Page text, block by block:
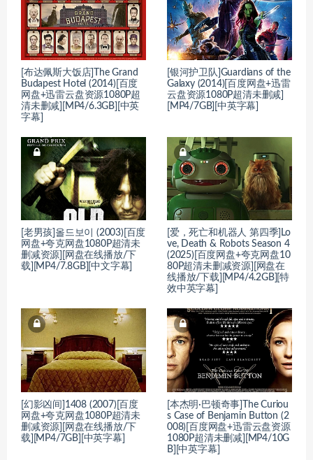
[布达佩斯大饭店]The Grand
Budapest Hotel (2014)[百度
网盘+迅雷云盘资源1080P超
清未删减][MP4/6.3GB][中英
字幕]
[银河护卫队]Guardians of the
Galaxy (2014)[百度网盘+迅雷
云盘资源1080P超清未删减]
[MP4/7GB][中英字幕]
[老男孩]올드보이 (2003)[百度
网盘+夸克网盘1080P超清未
删减资源][网盘在线播放/下
载][MP4/7.8GB][中文字幕]
[爱，死亡和机器人 第四季]Lo
ve, Death & Robots Season 4
(2025)[百度网盘+夸克网盘10
80P超清未删减资源][网盘在
线播放/下载][MP4/4.2GB][特
效中英字幕]
[幻影凶间]1408 (2007)[百度
网盘+夸克网盘1080P超清未
删减资源][网盘在线播放/下
载][MP4/7GB][中英字幕]
[本杰明·巴顿奇事]The Curiou
s Case of Benjamin Button (2
008)[百度网盘+迅雷云盘资源
1080P超清未删减][MP4/10G
B][中英字幕]